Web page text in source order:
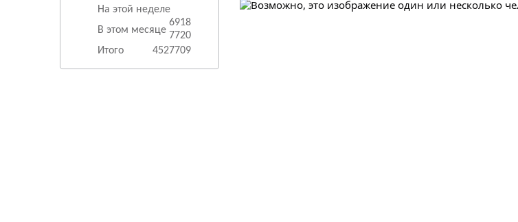
На этой неделе
6918
В этом месяце 7720
Итого
4527709